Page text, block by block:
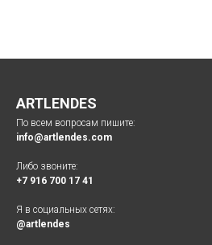
ARTLENDES
По всем вопросам пишите:
info@artlendes.com
Либо звоните:
+7 916 700 17 41
Я в социальных сетях:
@artlendes